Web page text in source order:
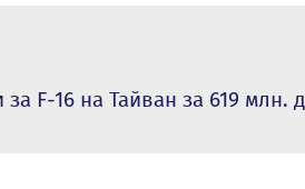
F-16 на Тайван за 619 млн.